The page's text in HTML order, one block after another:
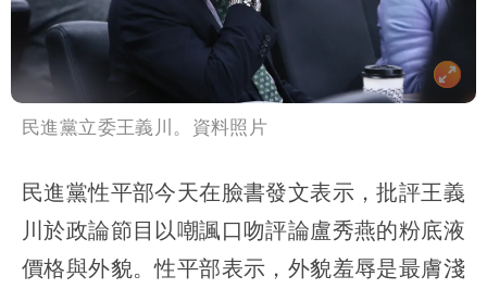
民進黨立委王義川。資料照片
民進黨性平部今天在臉書發文表示，批評王義
川於政論節目以嘲諷口吻評論盧秀燕的粉底液
價格與外貌。性平部表示，外貌羞辱是最膚淺